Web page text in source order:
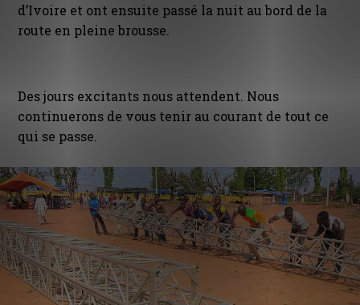
d’Ivoire et ont ensuite passé la nuit au bord de la
route en pleine brousse.
Des jours excitants nous attendent. Nous
continuerons de vous tenir au courant de tout ce
qui se passe.